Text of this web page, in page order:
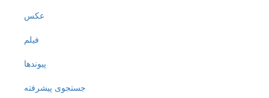
عکس
فیلم
پیوندها
جستجوی پیشرفته